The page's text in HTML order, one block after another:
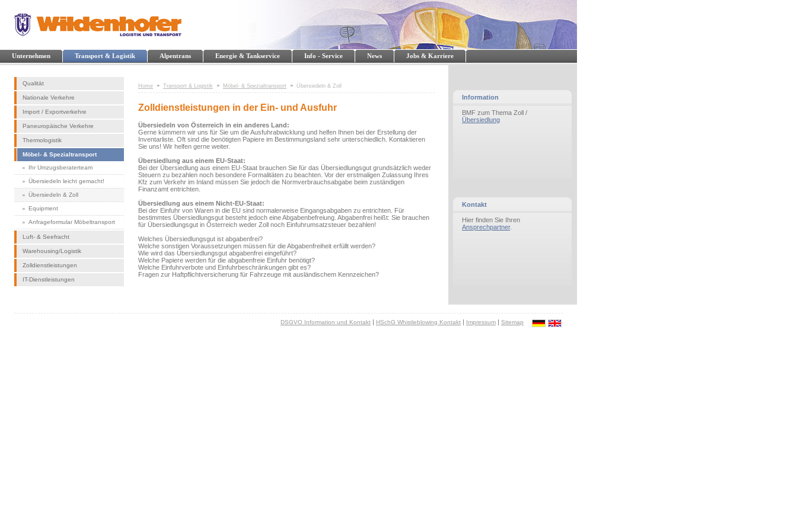
Unternehmen Transport & Logistik Alpentrans Energie & Tankservice Info - Service News Jobs & Karriere
Qualität
Nationale Verkehre
Import / Exportverkehre
Paneuropäische Verkehre
Thermologistik
Möbel- & Spezialtransport
Ihr Umzugsberaterteam
Übersiedeln leicht gemacht!
Übersiedeln & Zoll
Equipment
Anfrageformular Möbeltransport
Luft- & Seefracht
Warehousing/Logistik
Zolldienstleistungen
IT-Dienstleistungen
Home Transport & Logistik Möbel- & Spezialtransport Übersiedeln & Zoll
Zolldienstleistungen in der Ein- und Ausfuhr
Übersiedeln von Österreich in ein anderes Land:
Gerne kümmern wir uns für Sie um die Ausfuhrabwicklung und helfen Ihnen bei der Erstellung der
Inventarliste. Oft sind die benötigten Papiere im Bestimmungsland sehr unterschiedlich. Kontaktieren
Sie uns! Wir helfen gerne weiter.
Übersiedlung aus einem EU-Staat:
Bei der Übersiedlung aus einem EU-Staat brauchen Sie für das Übersiedlungsgut grundsätzlich weder
Steuern zu bezahlen noch besondere Formalitäten zu beachten. Vor der erstmaligen Zulassung Ihres
Kfz zum Verkehr im Inland müssen Sie jedoch die Normverbrauchsabgabe beim zuständigen
Finanzamt entrichten.
Übersiedlung aus einem Nicht-EU-Staat:
Bei der Einfuhr von Waren in die EU sind normalerweise Eingangsabgaben zu entrichten. Für
bestimmtes Übersiedlungsgut besteht jedoch eine Abgabenbefreiung. Abgabenfrei heißt: Sie brauchen
für Übersiedlungsgut in Österreich weder Zoll noch Einfuhrumsatzsteuer bezahlen!
Welches Übersiedlungsgut ist abgabenfrei?
Welche sonstigen Voraussetzungen müssen für die Abgabenfreiheit erfüllt werden?
Wie wird das Übersiedlungsgut abgabenfrei eingeführt?
Welche Papiere werden für die abgabenfreie Einfuhr benötigt?
Welche Einfuhrverbote und Einfuhrbeschränkungen gibt es?
Fragen zur Haftpflichtversicherung für Fahrzeuge mit ausländischem Kennzeichen?
Information
BMF zum Thema Zoll /
Übersiedlung
Kontakt
Hier finden Sie Ihren
Ansprechpartner.
DSGVO Information und Kontakt | HSchG Whistleblowing Kontakt | Impressum | Sitemap